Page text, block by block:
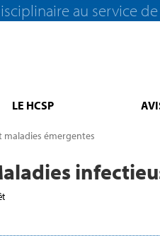
au service
LE HCSP
maladies émergentes